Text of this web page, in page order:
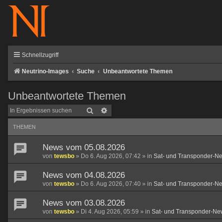
Schnellzugriff
Neutrino-Images Suche Unbeantwortete Themen
Unbeantwortete Themen
Suche
THEMEN
News vom 05.08.2026
von tewsbo » Do 6. Aug 2026, 07:42 » in Sat- und Transponder-
News vom 04.08.2026
von tewsbo » Do 6. Aug 2026, 07:40 » in Sat- und Transponder-
News vom 03.08.2026
von tewsbo » Di 4. Aug 2026, 05:59 » in Sat- und Transponder-